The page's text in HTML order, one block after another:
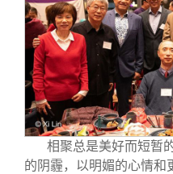
相聚总是美好而短暂
的阴霾，以明媚的心情和